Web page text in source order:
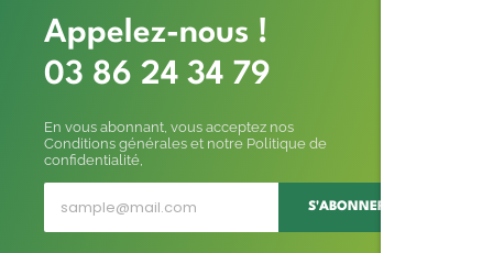
Appelez-nous !
03 86 24 34 79
En vous abonnant, vous acceptez nos
Conditions générales et notre Politique de
confidentialité,
S'ABONNER